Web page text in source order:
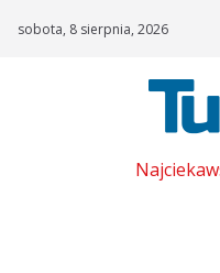
sobota, 8 sierpnia, 2026